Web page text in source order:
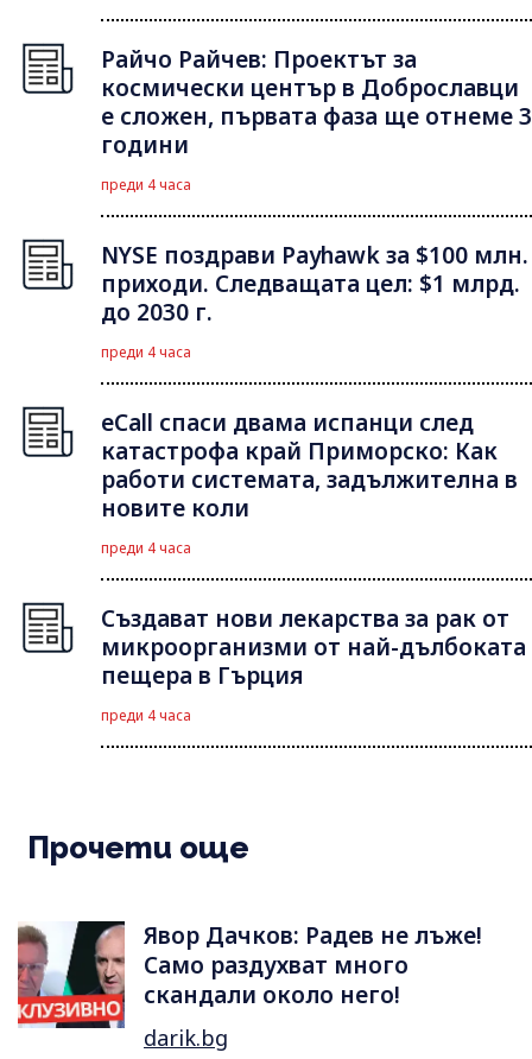
Райчо Райчев: Проектът за
космически център в Доброславци
е сложен, първата фаза ще отнеме 3
години
преди 4 часа
NYSE поздрави Payhawk за $100 млн.
приходи. Следващата цел: $1 млрд.
до 2030 г.
преди 4 часа
eCall спаси двама испанци след
катастрофа край Приморско: Как
работи системата, задължителна в
новите коли
преди 4 часа
Създават нови лекарства за рак от
микроорганизми от най-дълбоката
пещера в Гърция
преди 4 часа
Прочети още
Явор Дачков: Радев не лъже!
Само раздухват много
скандали около него!
darik.bg